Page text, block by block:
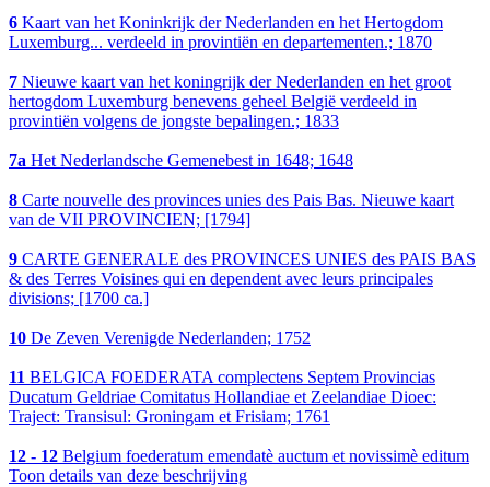
6 Kaart van het Koninkrijk der Nederlanden en het Hertogdom
Luxemburg... verdeeld in provintiën en departementen.; 1870
7 Nieuwe kaart van het koningrijk der Nederlanden en het groot
hertogdom Luxemburg benevens geheel België verdeeld in
provintiën volgens de jongste bepalingen.; 1833
7a Het Nederlandsche Gemenebest in 1648; 1648
8 Carte nouvelle des provinces unies des Pais Bas. Nieuwe kaart
van de VII PROVINCIEN; [1794]
9 CARTE GENERALE des PROVINCES UNIES des PAIS BAS
& des Terres Voisines qui en dependent avec leurs principales
divisions; [1700 ca.]
10 De Zeven Verenigde Nederlanden; 1752
11 BELGICA FOEDERATA complectens Septem Provincias
Ducatum Geldriae Comitatus Hollandiae et Zeelandiae Dioec:
Traject: Transisul: Groningam et Frisiam; 1761
12 - 12 Belgium foederatum emendatè auctum et novissimè editum
Toon details van deze beschrijving